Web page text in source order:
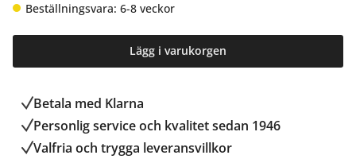
Beställningsvara: 6-8 veckor
Lägg i varukorgen
Betala med Klarna
Personlig service och kvalitet sedan 1946
Valfria och trygga leveransvillkor